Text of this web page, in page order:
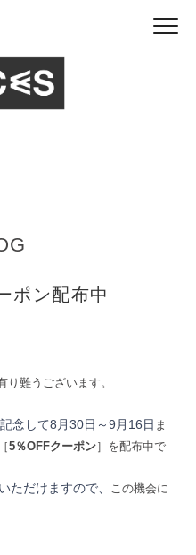
ポン配布中
難うございます。
念して8月30日～9月16日 ま
5％OFFクーポン］を配布中で
ただけますので、 この機会に